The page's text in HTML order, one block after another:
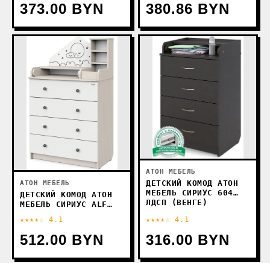
373.00 BYN 380.86 BYN
АТОН МЕБЕЛЬ
ДЕТСКИЙ КОМОД АТОН
МЕБЕЛЬ СИРИУС ALF
БЕЛЫЙ)
★★★★☆ 4.1
512.00 BYN
АТОН МЕБЕЛЬ
ДЕТСКИЙ КОМОД АТОН
МЕБЕЛЬ СИРИУС 604
ЛДСП (ВЕНГЕ)
★★★★☆ 4.1
316.00 BYN